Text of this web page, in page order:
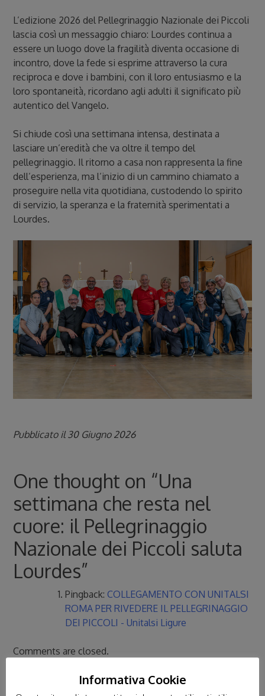
L’edizione 2026 del Pellegrinaggio Nazionale dei Piccoli
lascia così un messaggio chiaro: Lourdes continua a
essere un luogo dove la fragilità diventa occasione di
incontro, dove la fede si esprime attraverso la cura
reciproca e dove i bambini, con il loro entusiasmo e la
loro spontaneità, ricordano agli adulti il significato più
autentico del Vangelo.
Si chiude così una settimana intensa, destinata a
lasciare un’eredità che va oltre il tempo del
pellegrinaggio. Il ritorno a casa non rappresenta la fine
dell’esperienza, ma l’inizio di un cammino chiamato a
proseguire nella vita quotidiana, custodendo lo spirito
di servizio, la speranza e la fraternità sperimentati a
Lourdes.
Pubblicato il 30 Giugno 2026
One thought on “Una
settimana che resta nel
cuore: il Pellegrinaggio
Nazionale dei Piccoli saluta
Lourdes”
Pingback: COLLEGAMENTO CON UNITALSI
ROMA PER RIVEDERE IL PELLEGRINAGGIO
DEI PICCOLI - Unitalsi Ligure
Comments are closed.
Informativa Cookie